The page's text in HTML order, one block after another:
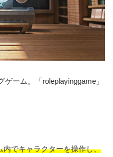
ーム。「roleplayinggame」
でキャラクターを操作し、